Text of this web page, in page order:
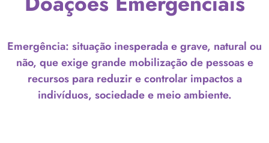
Emergência: situação inesperada e grave, natural ou
não, que exige grande mobilização de pessoas e
recursos para reduzir e controlar impactos a
indivíduos, sociedade e meio ambiente.